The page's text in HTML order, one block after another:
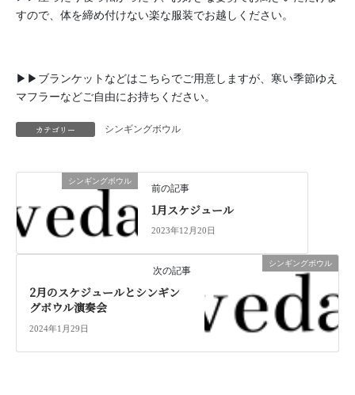
すので、体を締め付けない楽な服装でお越しください。
▶︎▶︎ブランケットなどはこちらでご用意しますが、寒い季節ゆえ
マフラーなどご自由にお持ちください。
カテゴリー シンギングボウル
シンギングボウル
前の記事
1月スケジュール
2023年12月20日
シンギングボウル
次の記事
2月のスケジュールとシンギン
グボウル演奏会
2024年1月29日